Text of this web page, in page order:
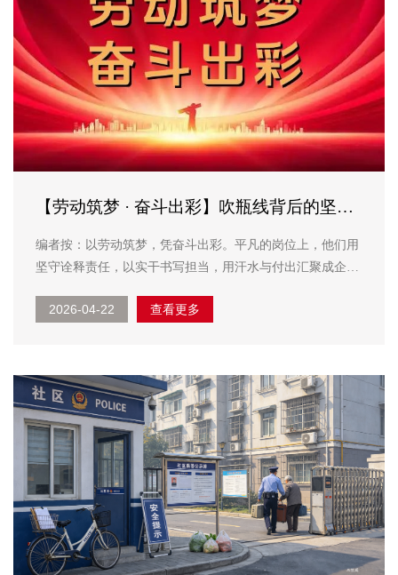
【劳动筑梦 · 奋斗出彩】吹瓶线背后的坚守
与保障
编者按：以劳动筑梦，凭奋斗出彩。平凡的岗位上，他们用
坚守诠释责任，以实干书写担当，用汗水与付出汇聚成企业
为大力弘扬劳模精神、劳动精神、工匠精神，营造崇尚实
2026-04-22 查看更多